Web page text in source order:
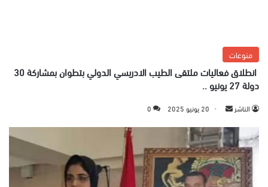
منوعات
انطلاق فعاليات ملتقى الطيب الادريسي الدولي بتطوان بمشاركة 30
دولة 27 يونيو ..
الناشر
س
ل
ب
ر
20 يونيو 2025 0